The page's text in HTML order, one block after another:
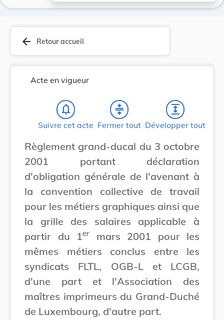
arrow_back Retour accueil
Acte en vigueur
notifications_none
Suivre cet acte
compress
Fermer tout
expand
Développer tout
Règlement grand-ducal du 3 octobre
2001 portant déclaration
d'obligation générale de l'avenant à
la convention collective de travail
pour les métiers graphiques ainsi que
la grille des salaires applicable à
partir du 1er
mars 2001 pour les
mêmes métiers conclus entre les
syndicats FLTL, OGB-L et LCGB,
d'une part et l'Association des
maîtres imprimeurs du Grand-Duché
de Luxembourg, d'autre part.